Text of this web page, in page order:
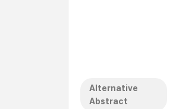
Alternative
Abstract